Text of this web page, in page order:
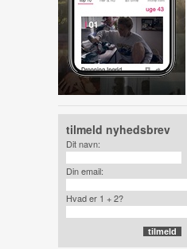
tilmeld nyhedsbrev
Dit navn:
Din email:
Hvad er 1 + 2?